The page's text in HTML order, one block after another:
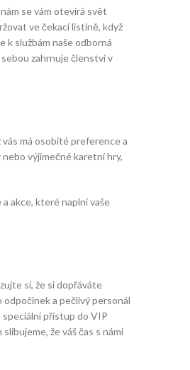
se vám otevírá svět
ve čekací listině, když
k službám naše odborná
zahrnuje členství v
má osobité preference a
výjimečné karetní hry,
akce, které naplní vaše
si, že si dopřáváte
a pečlivý personál
speciální přístup do VIP
že váš čas s námi